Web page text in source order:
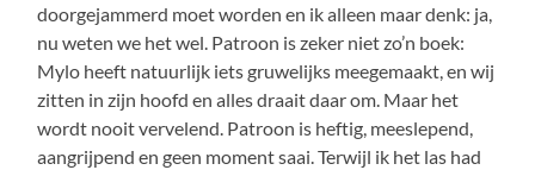
doorgejammerd moet worden en ik alleen maar denk: ja,
nu weten we het wel. Patroon is zeker niet zo’n boek:
Mylo heeft natuurlijk iets gruwelijks meegemaakt, en wij
zitten in zijn hoofd en alles draait daar om. Maar het
wordt nooit vervelend. Patroon is heftig, meeslepend,
aangrijpend en geen moment saai. Terwijl ik het las had